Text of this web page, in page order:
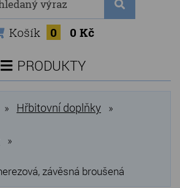
Košík 0 0 Kč
PRODUKTY
» Hřbitovní doplňky »
»
závěsná broušená